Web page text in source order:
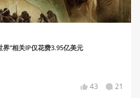
”相关IP仅花费3.95亿美元
43 21